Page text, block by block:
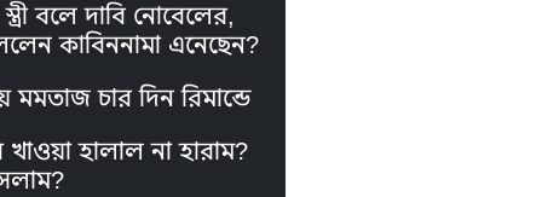
বলে দাবি নোবেলের,
কাবিননামা এনেছেন?
মমতাজ চার দিন রিমান্ডে
হালাল না হারাম?